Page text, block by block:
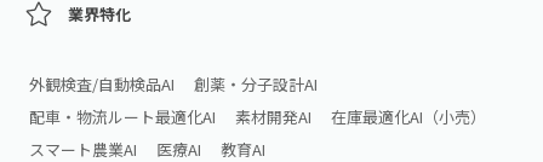
業界特化
外観検査/自動検品AI
創薬・分子設計AI
配車・物流ルート最適化AI
素材開発AI
在庫最適化AI（小売）
スマート農業AI
医療AI 教育AI